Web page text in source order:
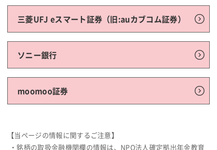
三菱UFJ eスマート証券（旧:auカブコム証券）
ソニー銀行
moomoo証券
【当ページの情報に関するご注意】
・銘柄の取扱金融機関欄の情報は、NPO法人確定拠出年金教育